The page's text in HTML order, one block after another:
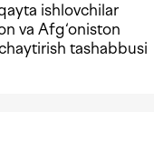
ishlovchilar
va Afg‘oniston
tashabbusi